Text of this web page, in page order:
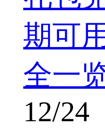
期可
全一
12/24